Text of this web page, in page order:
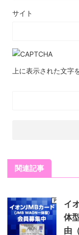
ド感もあり、満足度
利用者
族分も申し込みが可
祝いなどのイベント
も、スターバックス
した。
サイト
上に表示された文字
関連記事
イ
体
由